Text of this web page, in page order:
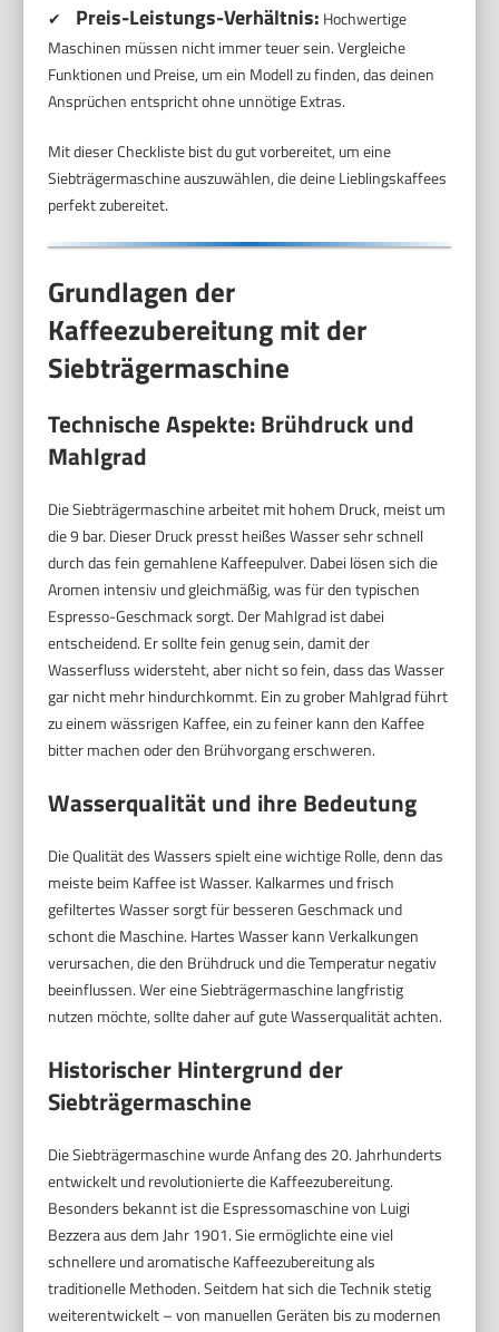
✔ Preis-Leistungs-Verhältnis: Hochwertige
Maschinen müssen nicht immer teuer sein. Vergleiche
Funktionen und Preise, um ein Modell zu finden, das deinen
Ansprüchen entspricht ohne unnötige Extras.
Mit dieser Checkliste bist du gut vorbereitet, um eine
Siebträgermaschine auszuwählen, die deine Lieblingskaffees
perfekt zubereitet.
Grundlagen der
Kaffeezubereitung mit der
Siebträgermaschine
Technische Aspekte: Brühdruck und
Mahlgrad
Die Siebträgermaschine arbeitet mit hohem Druck, meist um
die 9 bar. Dieser Druck presst heißes Wasser sehr schnell
durch das fein gemahlene Kaffeepulver. Dabei lösen sich die
Aromen intensiv und gleichmäßig, was für den typischen
Espresso-Geschmack sorgt. Der Mahlgrad ist dabei
entscheidend. Er sollte fein genug sein, damit der
Wasserfluss widersteht, aber nicht so fein, dass das Wasser
gar nicht mehr hindurchkommt. Ein zu grober Mahlgrad führt
zu einem wässrigen Kaffee, ein zu feiner kann den Kaffee
bitter machen oder den Brühvorgang erschweren.
Wasserqualität und ihre Bedeutung
Die Qualität des Wassers spielt eine wichtige Rolle, denn das
meiste beim Kaffee ist Wasser. Kalkarmes und frisch
gefiltertes Wasser sorgt für besseren Geschmack und
schont die Maschine. Hartes Wasser kann Verkalkungen
verursachen, die den Brühdruck und die Temperatur negativ
beeinflussen. Wer eine Siebträgermaschine langfristig
nutzen möchte, sollte daher auf gute Wasserqualität achten.
Historischer Hintergrund der
Siebträgermaschine
Die Siebträgermaschine wurde Anfang des 20. Jahrhunderts
entwickelt und revolutionierte die Kaffeezubereitung.
Besonders bekannt ist die Espressomaschine von Luigi
Bezzera aus dem Jahr 1901. Sie ermöglichte eine viel
schnellere und aromatische Kaffeezubereitung als
traditionelle Methoden. Seitdem hat sich die Technik stetig
weiterentwickelt – von manuellen Geräten bis zu modernen